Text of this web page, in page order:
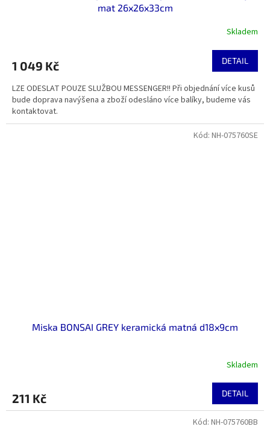
mat 26x26x33cm
Skladem
1 049 Kč DETAIL
LZE ODESLAT POUZE SLUŽBOU MESSENGER!! Při objednání více kusů
bude doprava navýšena a zboží odesláno více balíky, budeme vás
kontaktovat.
Miska BONSAI GREY keramická matná d18x9cm
Skladem
211 Kč DETAIL
Kód: NH-075760SE
Kód: NH-075760BB